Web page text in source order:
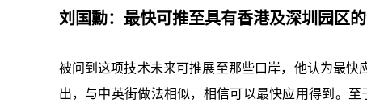
刘国勳：最快可推至具有香港及深圳园区
被问到这项技术未来可推展至那些口岸，他认为最快
出，与中英街做法相似，相信可以最快应用得到。